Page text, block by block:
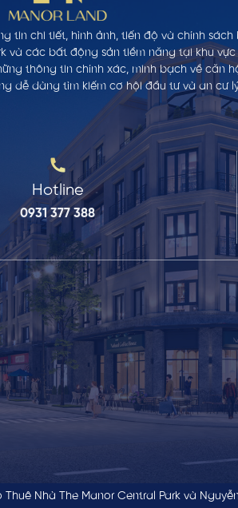
tin chi tiết, hình ảnh, tiến độ và chính sách
và các bất động sản tiềm năng tại khu vực
thông tin chính xác, minh bạch về căn
dễ dàng tìm kiếm cơ hội đầu tư và an cư
Hotline
0931 377 388
Nhà The Manor Central Park và